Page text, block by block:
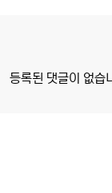
등록된 댓글이 없습